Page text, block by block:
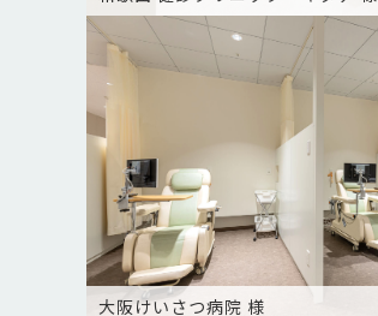
大阪けいさつ病院 様